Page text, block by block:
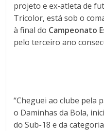
projeto e ex-atleta de
Tricolor, está sob o
à final do Campeonato
pelo terceiro ano
“Cheguei ao clube pela
o Daminhas da Bola,
do Sub-18 e da